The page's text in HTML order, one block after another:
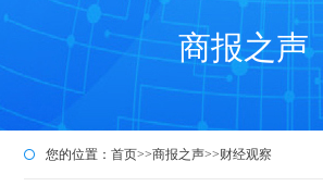
商报之声
您的位置：首页>>商报之声>>财经观察